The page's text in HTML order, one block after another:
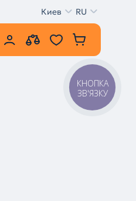
Киев RU
КНОПКА
ЗВ'ЯЗКУ